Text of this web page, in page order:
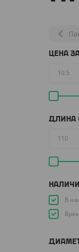
ЦЕНА
ДЛИНА
В